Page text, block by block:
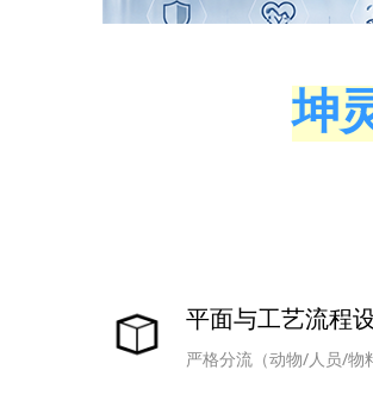
坤
平面与工艺流程
严格分流（动物/人员/物